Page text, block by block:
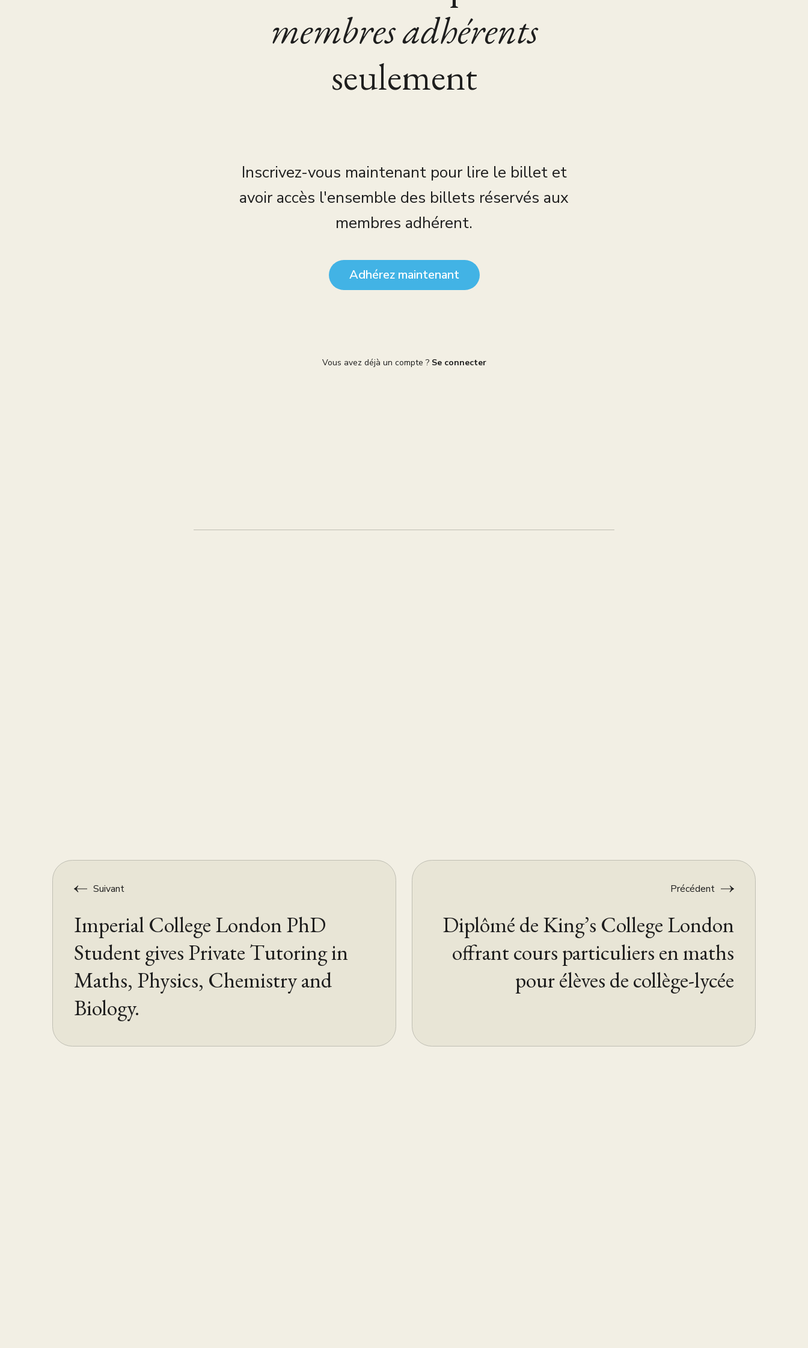
membres adhérents
seulement
Inscrivez-vous maintenant pour lire le billet et
avoir accès l'ensemble des billets réservés aux
membres adhérent.
Adhérez maintenant
Vous avez déjà un compte ? Se connecter
Suivant
Imperial College London PhD
Student gives Private Tutoring in
Maths, Physics, Chemistry and
Biology.
Précédent
Diplômé de King’s College London
offrant cours particuliers en maths
pour élèves de collège-lycée